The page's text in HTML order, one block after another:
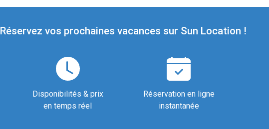
Réservez vos prochaines vacances sur Sun Location !
Disponibilités & prix
en temps réel
Réservation en ligne
instantanée